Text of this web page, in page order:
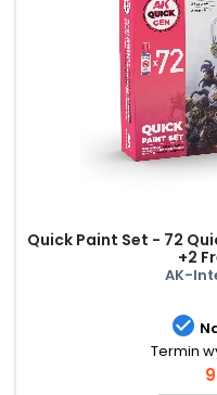
Quick Paint Set - 72
+2
AK-

Termin